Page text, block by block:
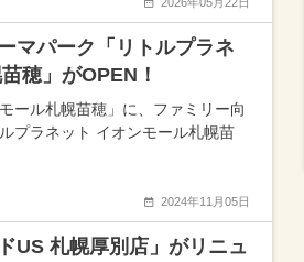
マパーク「リトルプラネ
穂」がOPEN！
ール札幌苗穂」に、ファミリー向
プラネット イオンモール札幌苗
2024年11月05日
US 札幌厚別店」がリニュ